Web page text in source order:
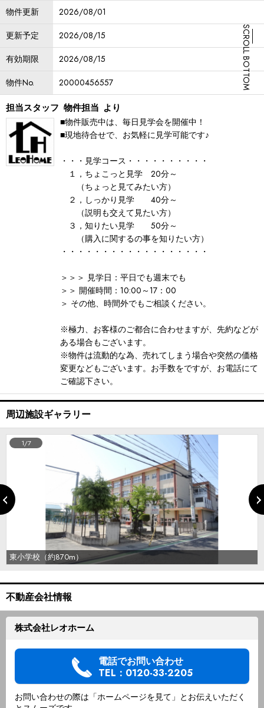
物件更新
2026/08/01
更新予定
2026/08/15
有効期限
2026/08/15
物件No.
20000456557
担当スタッフ 物件担当 より
■物件販売中は、毎日見学会を開催中！
■現地待合せで、お気軽に見学可能です♪
・・・見学コース・・・・・・・・・・
１，ちょこっと見学 20分～
（ちょっと見てみたい方）
２，しっかり見学 40分～
（説明も交えて見たい方）
３，知りたい見学 50分～
（購入に関するの事を知りたい方）
・・・・・・・・・・・・・・・・・・
＞＞＞ 見学日：平日でも週末でも
＞＞ 開催時間：10:00～17：00
＞ その他、時間外でもご相談ください。
※極力、お客様のご都合に合わせますが、先約などが
ある場合もございます。
※物件は流動的な為、売れてしまう場合や突然の価格
変更などもございます。お手数をですが、お電話にて
ご確認下さい。
周辺施設ギャラリー
東小学校（約870m）
1/7
不動産会社情報
株式会社レオホーム
電話でお問い合わせ
TEL：0120-33-2205
お問い合わせの際は「ホームページを見て」とお伝えいただく
SCROLL BOTTOM